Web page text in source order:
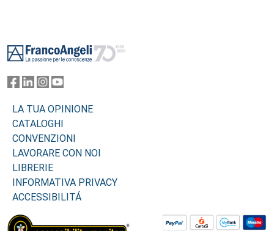
LA TUA OPINIONE
CATALOGHI
CONVENZIONI
LAVORARE CON NOI
LIBRERIE
INFORMATIVA PRIVACY
ACCESSIBILITÁ